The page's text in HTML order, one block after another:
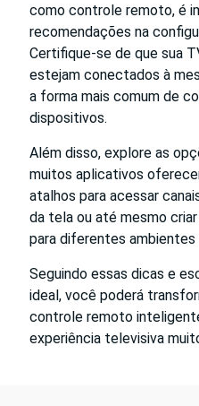
como controle remoto, é
recomendações na
Certifique-se de que sua
estejam conectados à
a forma mais comum de
dispositivos.
Além disso, explore as
muitos aplicativos
atalhos para acessar
da tela ou até mesmo
para diferentes ambientes
Seguindo essas dicas e
ideal, você poderá
controle remoto
experiência televisiva